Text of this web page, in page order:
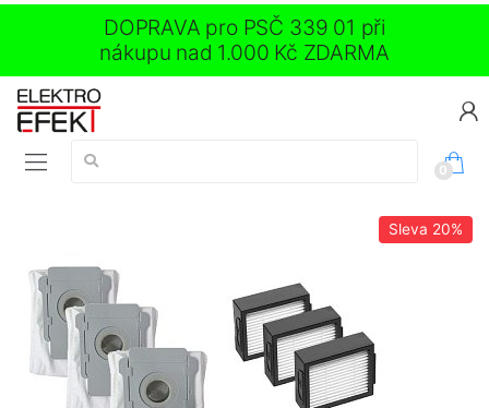
DOPRAVA pro PSČ 339 01 při
nákupu nad 1.000 Kč ZDARMA
Vyhledávání:
0
Sleva 20%